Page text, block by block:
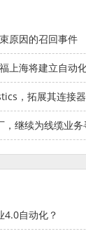
原因的召回事件
上海将建立自动
，拓展其连接器
继续为线缆业务
4.0自动化？